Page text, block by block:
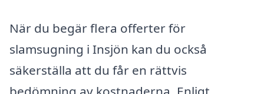
När du begär flera offerter för
slamsugning i Insjön kan du också
säkerställa att du får en rättvis